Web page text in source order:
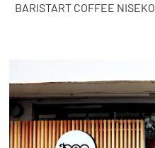
BARISTART COFFEE NISEKO